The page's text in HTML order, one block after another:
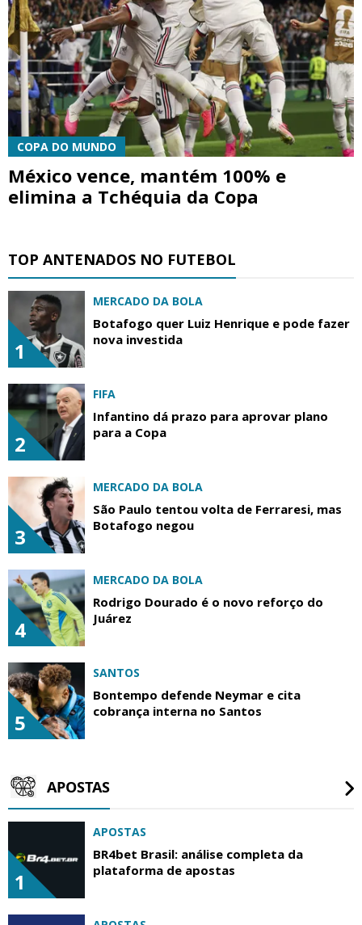
COPA DO MUNDO
México vence, mantém 100% e
elimina a Tchéquia da Copa
TOP ANTENADOS NO FUTEBOL
1
MERCADO DA BOLA
Botafogo quer Luiz Henrique e pode fazer
nova investida
2
FIFA
Infantino dá prazo para aprovar plano
para a Copa
3
MERCADO DA BOLA
São Paulo tentou volta de Ferraresi, mas
Botafogo negou
4
MERCADO DA BOLA
Rodrigo Dourado é o novo reforço do
Juárez
5
SANTOS
Bontempo defende Neymar e cita
cobrança interna no Santos
APOSTAS
1
APOSTAS
BR4bet Brasil: análise completa da
plataforma de apostas